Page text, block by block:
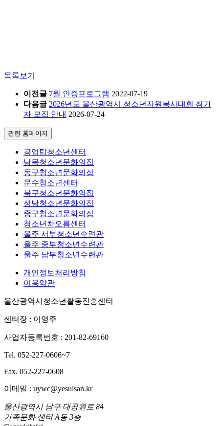
목록보기
이전글 7월 인증프로그램 2022-07-19
다음글 2026년도 울산광역시 청소년자원봉사대회 참가
자 모집 안내 2026-07-24
관련 홈페이지
공업탑청소년센터
남목청소년문화의집
동구청소년문화의집
문수청소년센터
북구청소년문화의집
성남청소년문화의집
중구청소년문화의집
청소년차오름센터
울주 서부청소년수련관
울주 중부청소년수련관
울주 남부청소년수련관
개인정보처리방침
이용약관
울산광역시청소년활동진흥센터
센터장 : 이영주
사업자등록번호 : 201-82-69160
Tel. 052-227-0606~7
Fax. 052-227-0608
이메일 : uywc@yesulsan.kr
울산광역시 남구 대공원로 84
가족문화 센터 A동 3층